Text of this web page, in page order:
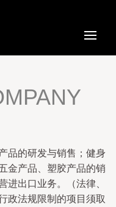
品的研发与销售；健身
金产品、塑胶产品的销
进出口业务。（法律、
政法规限制的项目须取